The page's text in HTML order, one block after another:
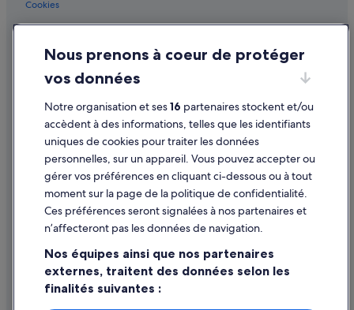
Cookies
Mentions légales / Nous contacter
Directives de contenu et signalement de contenus
Aide
Assistance
Annuler votre vol
Annuler une réservation d'hôtel ou de location de vacances
Délais de remboursement
Documents de voyage internationaux
Nous prenons à coeur de protéger
vos données
Notre organisation et ses16 partenaires stockent et/ou
accèdent à des informations, telles que les identifiants
uniques de cookies pour traiter les données
personnelles, sur un appareil. Vous pouvez accepter ou
gérer vos préférences en cliquant ci-dessous ou à tout
moment sur la page de la politique de confidentialité.
Ces préférences seront signalées à nos partenaires et
n’affecteront pas les données de navigation.
Nos équipes ainsi que nos partenaires
externes, traitent des données selon les
finalités suivantes :